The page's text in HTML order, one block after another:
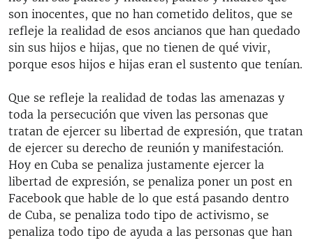
son inocentes, que no han cometido delitos, que se
refleje la realidad de esos ancianos que han quedado
sin sus hijos e hijas, que no tienen de qué vivir,
porque esos hijos e hijas eran el sustento que tenían.
Que se refleje la realidad de todas las amenazas y
toda la persecución que viven las personas que
tratan de ejercer su libertad de expresión, que tratan
de ejercer su derecho de reunión y manifestación.
Hoy en Cuba se penaliza justamente ejercer la
libertad de expresión, se penaliza poner un post en
Facebook que hable de lo que está pasando dentro
de Cuba, se penaliza todo tipo de activismo, se
penaliza todo tipo de ayuda a las personas que han